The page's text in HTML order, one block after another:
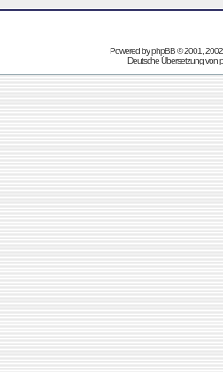
Powered byphpBB© 2001,
Deutsche Übersetzung von